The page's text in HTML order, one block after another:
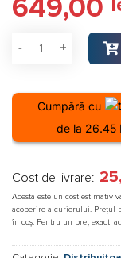
649,00
Cantitate Butelie
Cumpără cu
de la 26.45
Cost de livrare:
Acesta este un cost estimativ
acoperire a curierului. Prețul
în coș. Pentru un preț exact,